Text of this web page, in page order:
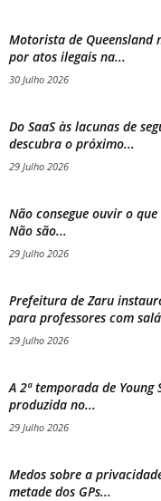
Motorista de Queensland
por atos ilegais na...
30 Julho 2026
Do SaaS às lacunas de
descubra o próximo...
29 Julho 2026
Não consegue ouvir o que
Não são...
29 Julho 2026
Prefeitura de Zaru
para professores com
29 Julho 2026
A 2ª temporada de Young
produzida no...
29 Julho 2026
Medos sobre a
metade dos GPs...